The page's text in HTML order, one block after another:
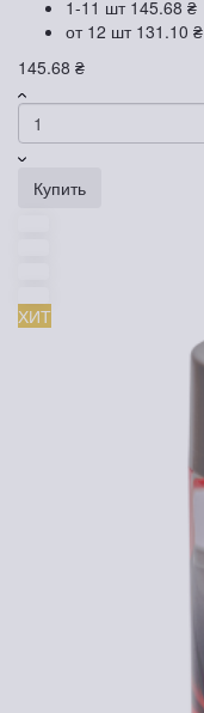
1-11 шт 145.68 ₴
от 12 шт 131.10 ₴
145.68 ₴
Купить
ХИТ